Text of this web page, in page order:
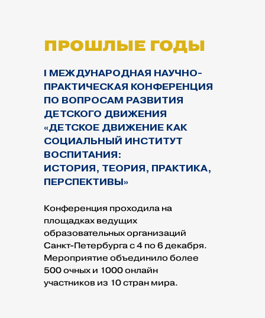
ПРОШЛЫЕ ГОДЫ
I МЕЖДУНАРОДНАЯ НАУЧНО-
ПРАКТИЧЕСКАЯ КОНФЕРЕНЦИЯ
ПО ВОПРОСАМ РАЗВИТИЯ
ДЕТСКОГО ДВИЖЕНИЯ
«ДЕТСКОЕ ДВИЖЕНИЕ КАК
СОЦИАЛЬНЫЙ ИНСТИТУТ
ВОСПИТАНИЯ:
ИСТОРИЯ, ТЕОРИЯ, ПРАКТИКА,
ПЕРСПЕКТИВЫ»
Конференция проходила на
площадках ведущих
образовательных организаций
Санкт-Петербурга с 4 по 6 декабря.
Мероприятие объединило более
500 очных и 1000 онлайн
участников из 10 стран мира.